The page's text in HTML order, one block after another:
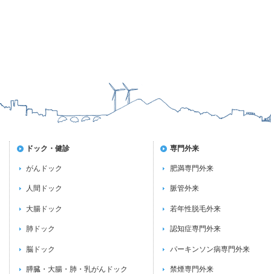
ドック・健診
がんドック
人間ドック
大腸ドック
肺ドック
脳ドック
膵臓・大腸・肺・乳がんドック
専門外来
肥満専門外来
脈管外来
若年性脱毛外来
認知症専門外来
パーキンソン病専門外来
禁煙専門外来